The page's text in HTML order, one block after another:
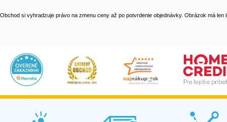
Obchod si vyhradzuje právo na zmenu ceny až po potvrdenie objednávky. Obrázok má len